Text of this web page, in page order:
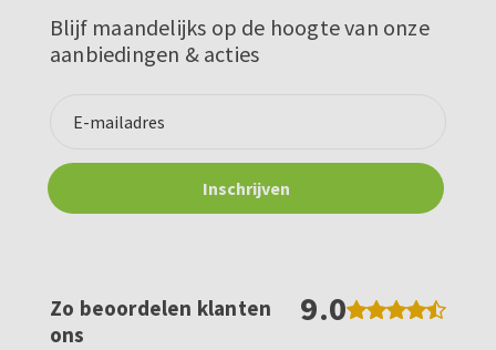
Blijf maandelijks op de hoogte van onze
aanbiedingen & acties
Zo beoordelen klanten
ons
9.0